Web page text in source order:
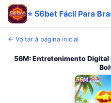
← Voltar à página inicial
56M: Entretenimento Digital